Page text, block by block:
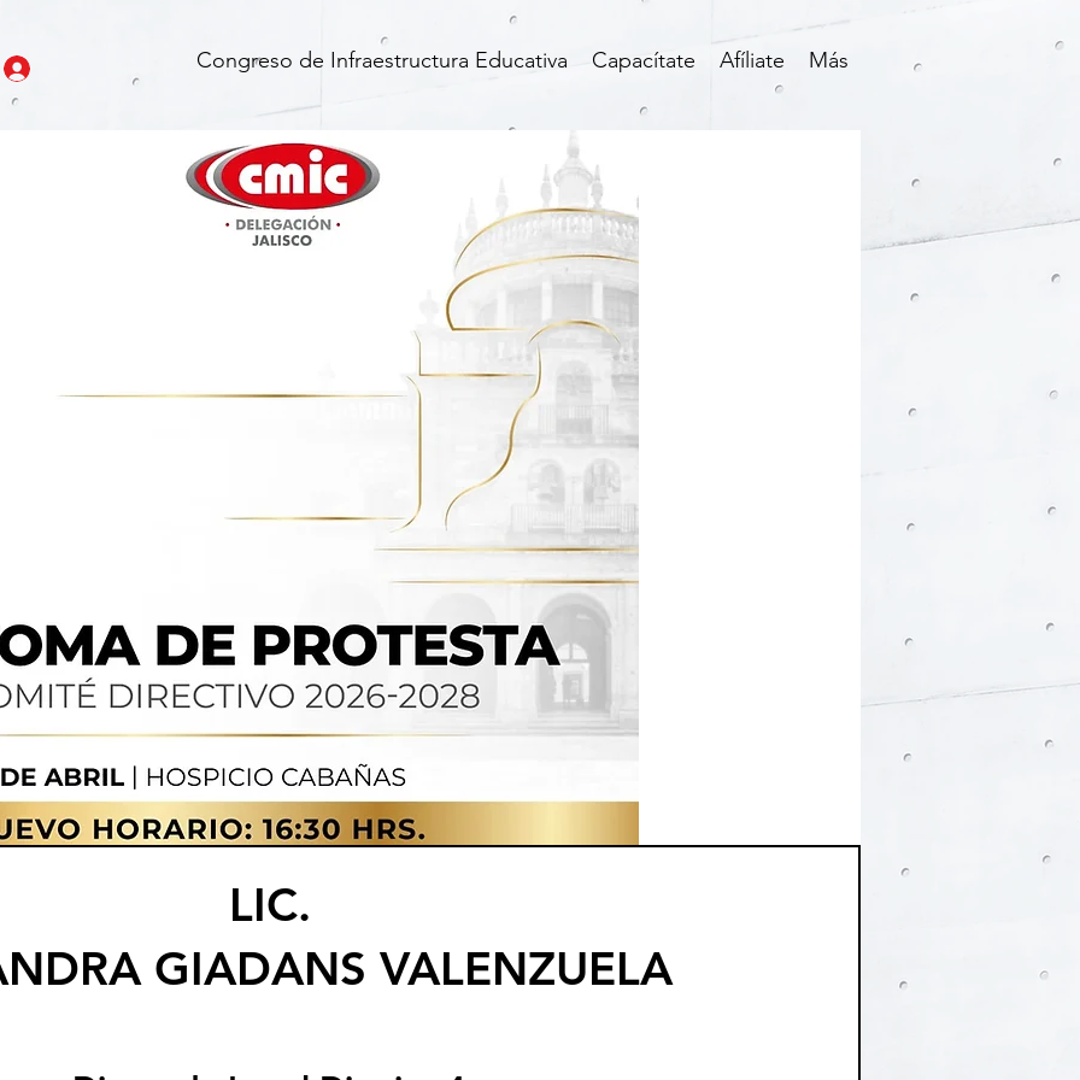
Congreso de Infraestructura Educativa Capacítate Afíliate Más
LIC.
GIADANS VALENZUELA